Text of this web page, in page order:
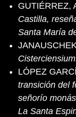
GUTIÉRREZ,
Castilla,
Santa María
LÓPEZ
transición del
señorío
La Santa